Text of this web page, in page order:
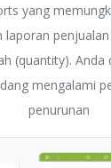
yang
laporan
(quantity). Anda
mengalami
penurunan